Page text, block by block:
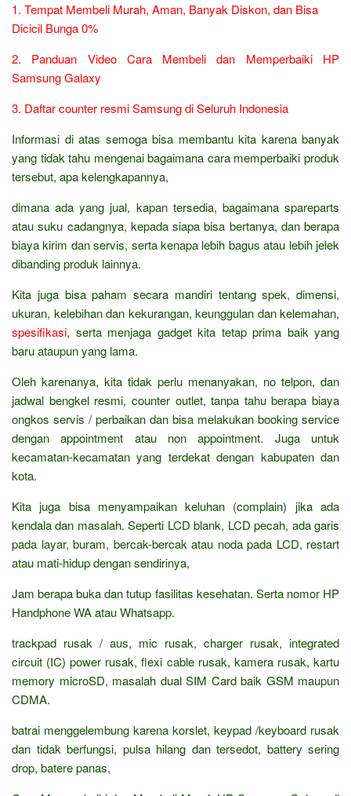
1. Tempat Membeli Murah, Aman, Banyak Diskon, dan Bisa
Dicicil Bunga 0%
2. Panduan Video Cara Membeli dan Memperbaiki HP
Samsung Galaxy
3. Daftar counter resmi Samsung di Seluruh Indonesia
Informasi di atas semoga bisa membantu kita karena banyak
yang tidak tahu mengenai bagaimana cara memperbaiki produk
tersebut, apa kelengkapannya,
dimana ada yang jual, kapan tersedia, bagaimana spareparts
atau suku cadangnya, kepada siapa bisa bertanya, dan berapa
biaya kirim dan servis, serta kenapa lebih bagus atau lebih jelek
dibanding produk lainnya.
Kita juga bisa paham secara mandiri tentang spek, dimensi,
ukuran, kelebihan dan kekurangan, keunggulan dan kelemahan,
spesifikasi, serta menjaga gadget kita tetap prima baik yang
baru ataupun yang lama.
Oleh karenanya, kita tidak perlu menanyakan, no telpon, dan
jadwal bengkel resmi, counter outlet, tanpa tahu berapa biaya
ongkos servis / perbaikan dan bisa melakukan booking service
dengan appointment atau non appointment. Juga untuk
kecamatan-kecamatan yang terdekat dengan kabupaten dan
kota.
Kita juga bisa menyampaikan keluhan (complain) jika ada
kendala dan masalah. Seperti LCD blank, LCD pecah, ada garis
pada layar, buram, bercak-bercak atau noda pada LCD, restart
atau mati-hidup dengan sendirinya,
Jam berapa buka dan tutup fasilitas kesehatan. Serta nomor HP
Handphone WA atau Whatsapp.
trackpad rusak / aus, mic rusak, charger rusak, integrated
circuit (IC) power rusak, flexi cable rusak, kamera rusak, kartu
memory microSD, masalah dual SIM Card baik GSM maupun
CDMA.
batrai menggelembung karena korslet, keypad /keyboard rusak
dan tidak berfungsi, pulsa hilang dan tersedot, battery sering
drop, batere panas,